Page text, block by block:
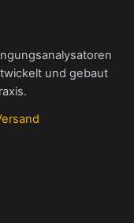
und gebaut